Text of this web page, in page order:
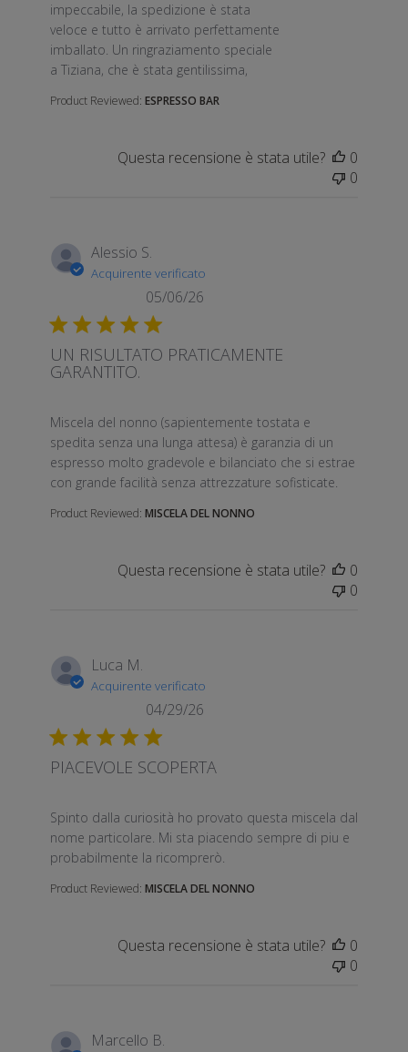
impeccabile, la spedizione è stata
veloce e tutto è arrivato perfettamente
imballato. Un ringraziamento speciale
a Tiziana, che è stata gentilissima,
Product Reviewed: ESPRESSO BAR
Questa recensione è stata utile?
0
0
Alessio S.
Acquirente verificato
UN RISULTATO PRATICAMENTE
GARANTITO.
Miscela del nonno (sapientemente tostata e
spedita senza una lunga attesa) è garanzia di un
espresso molto gradevole e bilanciato che si estrae
con grande facilità senza attrezzature sofisticate.
read more about review content Miscela del nonno
Product Reviewed: MISCELA DEL NONNO
05/06/26
Questa recensione è stata utile?
0
0
Luca M.
Acquirente verificato
PIACEVOLE SCOPERTA
Spinto dalla curiosità ho provato questa miscela dal
nome particolare. Mi sta piacendo sempre di piu e
probabilmente la ricomprerò.
read more about review content Spinto dalla
Product Reviewed: MISCELA DEL NONNO
04/29/26
Questa recensione è stata utile?
0
0
Marcello B.